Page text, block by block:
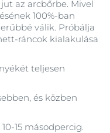
az arcbőrbe. Mivel
100%-ban
válik. Próbálja
kialakulása
teljesen
és közben
15 másodpercig.